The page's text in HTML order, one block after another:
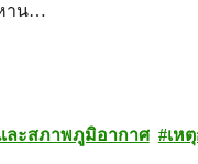
าน…
ละสภาพภูมิอากาศ เห